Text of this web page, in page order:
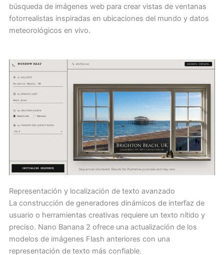
búsqueda de imágenes web para crear vistas de ventanas
fotorrealistas inspiradas en ubicaciones del mundo y datos
meteorológicos en vivo.
Representación y localización de texto avanzado
La construcción de generadores dinámicos de interfaz de
usuario o herramientas creativas requiere un texto nítido y
preciso. Nano Banana 2 ofrece una actualización de los
modelos de imágenes Flash anteriores con una
representación de texto más confiable.